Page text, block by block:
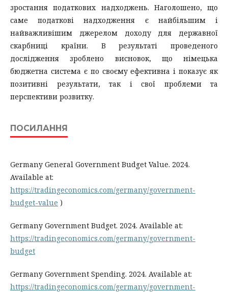
зростання податкових надходжень. Наголошено, що
саме податкові надходження є найбільшим і
найважливішим джерелом доходу для державної
скарбниці країни. В результаті проведеного
дослідження зроблено висновок, що німецька
бюджетна система є по своєму ефективна і показує як
позитивні результати, так і свої проблеми та
перспективи розвитку.
ПОСИЛАННЯ
Germany General Government Budget Value. 2024.
Available at:
https://tradingeconomics.com/germany/government-
budget-value )
Germany Government Budget. 2024. Available at:
https://tradingeconomics.com/germany/government-
budget
Germany Government Spending. 2024. Available at:
https://tradingeconomics.com/germany/government-